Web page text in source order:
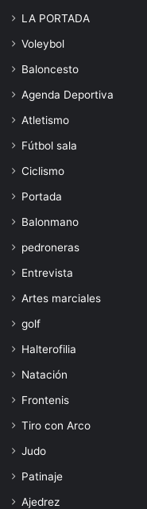
LA PORTADA
Voleybol
Baloncesto
Agenda Deportiva
Atletismo
Fútbol sala
Ciclismo
Portada
Balonmano
pedroneras
Entrevista
Artes marciales
golf
Halterofilia
Natación
Frontenis
Tiro con Arco
Judo
Patinaje
Ajedrez